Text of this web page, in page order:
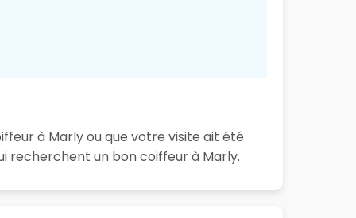
à Marly ou que votre visite ait été
recherchent un bon coiffeur à Marly.